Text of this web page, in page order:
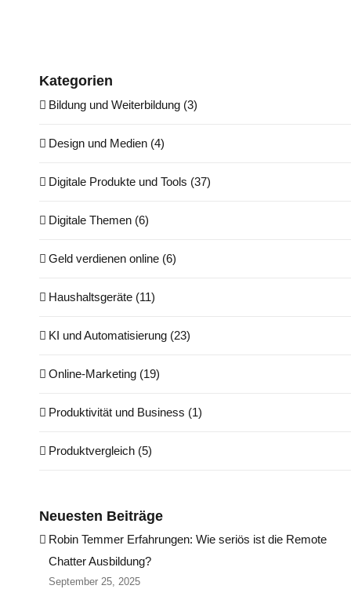
Kategorien
Bildung und Weiterbildung (3)
Design und Medien (4)
Digitale Produkte und Tools (37)
Digitale Themen (6)
Geld verdienen online (6)
Haushaltsgeräte (11)
KI und Automatisierung (23)
Online-Marketing (19)
Produktivität und Business (1)
Produktvergleich (5)
Neuesten Beiträge
Robin Temmer Erfahrungen: Wie seriös ist die Remote
Chatter Ausbildung?
September 25, 2025